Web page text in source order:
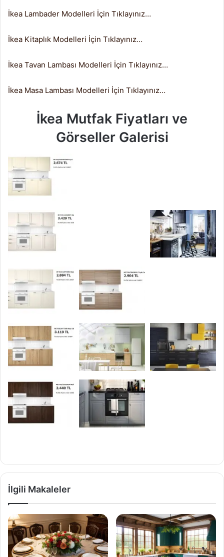
İkea Lambader Modelleri İçin Tıklayınız…
İkea Kitaplık Modelleri İçin Tıklayınız…
İkea Tavan Lambası Modelleri İçin Tıklayınız…
İkea Masa Lambası Modelleri İçin Tıklayınız…
İkea Mutfak Fiyatları ve
Görseller Galerisi
İlgili Makaleler